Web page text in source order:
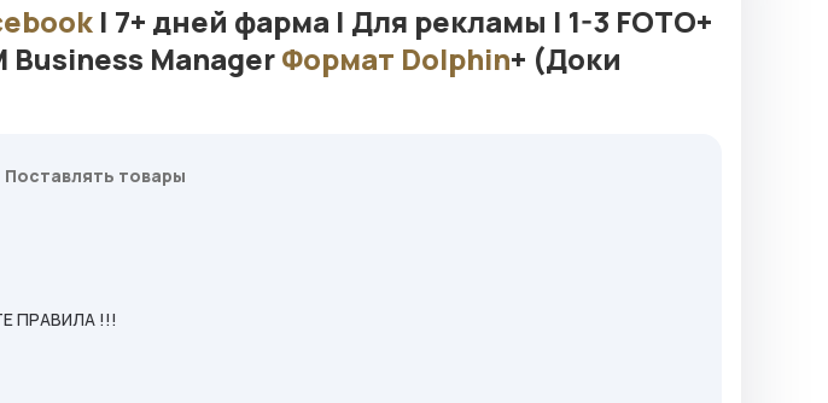
| 7+ дней фарма | Для рекламы | 1-3 FOTO+
Business ManagerФормат Dolphin+ (Доки
Поставлять товары
ПРАВИЛА !!!